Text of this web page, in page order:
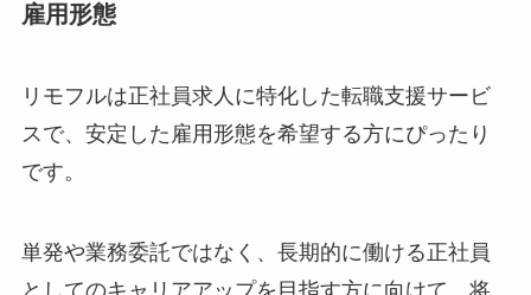
雇用形態
リモフルは正社員求人に特化した転職支援サービ
スで、安定した雇用形態を希望する方にぴったり
です。
単発や業務委託ではなく、長期的に働ける正社員